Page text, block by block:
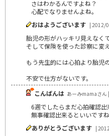
さはわかるんですよね？
心配でなりませんよね。
おはようございます | 2012/
胎児の形がハッキリ見えなく
そして保険を使った診察に変
もう先生的には心拍より胎児
不安で仕方がないです。
こんばんは あーみmamaさ
6週でしたらまだ心拍確認出
無事確認出来るといいですね
ありがとうございます |